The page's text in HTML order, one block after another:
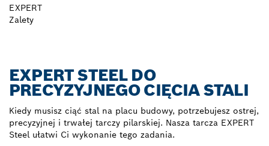
EXPERT
Zalety
EXPERT STEEL DO
PRECYZYJNEGO CIĘCIA STALI
Kiedy musisz ciąć stal na placu budowy, potrzebujesz ostrej,
precyzyjnej i trwałej tarczy pilarskiej. Nasza tarcza EXPERT
Steel ułatwi Ci wykonanie tego zadania.